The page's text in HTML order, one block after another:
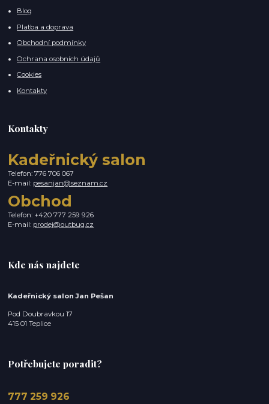
Blog
Platba a doprava
Obchodní podmínky
Ochrana osobních údajů
Cookies
Kontakty
Kontakty
Kadeřnický salon
Telefon: 776 706 067
E-mail: pesanjan@seznam.cz
Obchod
Telefon: +420 777 259 926
E-mail: prodej@outbug.cz
Kde nás najdete
Kadeřnický salon Jan Pešan
Pod Doubravkou 17
415 01 Teplice
Potřebujete poradit?
777 259 926